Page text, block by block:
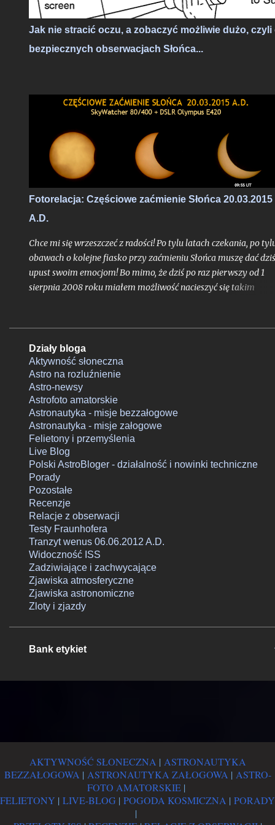
Jak nie stracić oczu, a zobaczyć możliwie dużo, czyli
bezpiecznych obserwacjach Słońca...
Fotorelacja: Częściowe zaćmienie Słońca 20.03.2015
A.D.
Chce mi się wrzeszczeć z radości! Po tylu latach czekania, po
obawach o kolejne fiasko przy zaćmieniu Słońca muszę dać dziś
upust swoim emocjom! Bo mimo, że dziś po raz pierwszy od 1
sierpnia 2008 roku miałem możliwość nacieszyć się takim
być, tak już sugerowały ostatnie prognozy wspomniane we
wczorajszym zestawieniu przewidywań modeli numerycznych.
Działy bloga
Aktywność słoneczna
Astro na rozluźnienie
Astro-newsy
Astrofoto amatorskie
Astronautyka - misje bezzałogowe
Astronautyka - misje załogowe
Felietony i przemyślenia
Live Blog
Polski AstroBloger - działalność i nowinki techniczne
Porady
Pozostałe
Recenzje
Relacje z obserwacji
Testy Fraunhofera
Tranzyt wenus 06.06.2012 A.D.
Widoczność ISS
Zadziwiające i zachwycające
Zjawiska atmosferyczne
Zjawiska astronomiczne
Zloty i zjazdy
Bank etykiet
AKTYWNOŚĆ SŁONECZNA | ASTRONAUTYKA
BEZZAŁOGOWA | ASTRONAUTYKA ZAŁOGOWA | ASTRO-
FOTO AMATORSKIE|
FELIETONY | LIVE-BLOG | POGODA KOSMICZNA | PORADY
|